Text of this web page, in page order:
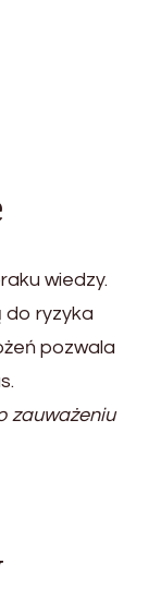
wiedzy.
do ryzyka
pozwala
zauważeniu